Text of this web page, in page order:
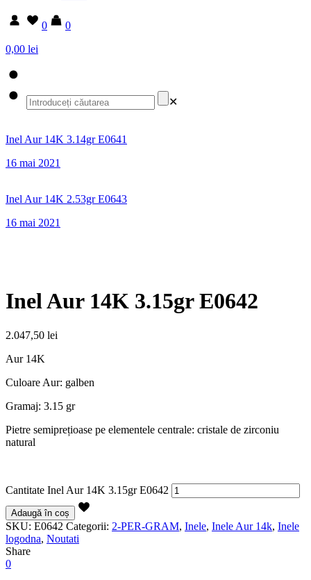
0
0
0,00 lei
✕
Inel Aur 14K 3.14gr E0641
16 mai 2021
Inel Aur 14K 2.53gr E0643
16 mai 2021
Inel Aur 14K 3.15gr E0642
2.047,50 lei
Aur 14K
Culoare Aur: galben
Gramaj: 3.15 gr
Pietre semiprețioase pe elementele centrale: cristale de zirconiu
natural
Cantitate Inel Aur 14K 3.15gr E0642
Adaugă în coș
SKU: E0642 Categorii: 2-PER-GRAM, Inele, Inele Aur 14k, Inele
logodna, Noutati
Share
0